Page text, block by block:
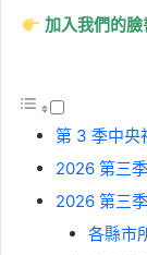
加入我們的臉
第 3 季中央
2026 第三
2026 第三
各縣市